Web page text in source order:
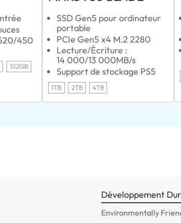
450
512GB
SSD Gen5 pour ordinateur
portable
PCIe Gen5 x4 M.2 2280
Lecture/Écriture :
14 000/13 000MB/s
Support de stockage PS5
1TB 2TB 4TB
Développement
Environmentally